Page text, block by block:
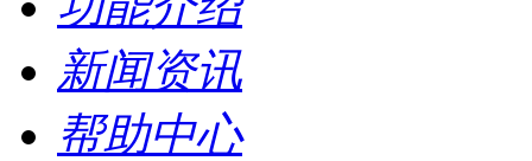
新闻资讯
帮助中心